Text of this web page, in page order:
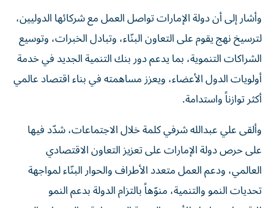
وأشار إلى أن دولة الإمارات تواصل العمل مع شركائها الدوليين،
لترسيخ نهج يقوم على التعاون البنّاء، وتبادل الخبرات، وتوسيع
الشراكات التنموية، بما يدعم دور بنك التنمية الجديد في خدمة
أولويات الدول الأعضاء، ويعزز مساهمته في بناء اقتصاد عالمي
أكثر توازناً واستدامة.
وألقى علي عبدالله شرفي كلمة خلال الاجتماعات، شدّد فيها
على حرص دولة الإمارات على تعزيز التعاون الاقتصادي
العالمي، ودعم العمل متعدد الأطراف والحوار البنّاء لمواجهة
تحديات النمو والتنمية، منوّهاً بالتزام الدولة بدعم النمو